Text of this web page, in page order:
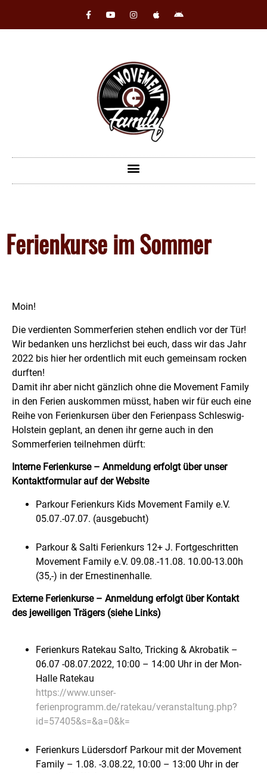
Ferienkurse im Sommer
Moin!
Die verdienten Sommerferien stehen endlich vor der Tür!
Wir bedanken uns herzlichst bei euch, dass wir das Jahr
2022 bis hier her ordentlich mit euch gemeinsam rocken
durften!
Damit ihr aber nicht gänzlich ohne die Movement Family
in den Ferien auskommen müsst, haben wir für euch eine
Reihe von Ferienkursen über den Ferienpass Schleswig-
Holstein geplant, an denen ihr gerne auch in den
Sommerferien teilnehmen dürft:
Interne Ferienkurse – Anmeldung erfolgt über unser
Kontaktformular auf der Website
Parkour Ferienkurs Kids Movement Family e.V.
05.07.-07.07. (ausgebucht)
Parkour & Salti Ferienkurs 12+ J. Fortgeschritten
Movement Family e.V. 09.08.-11.08. 10.00-13.00h
(35,-) in der Ernestinenhalle.
Externe Ferienkurse – Anmeldung erfolgt über Kontakt
des jeweiligen Trägers (siehe Links)
Ferienkurs Ratekau Salto, Tricking & Akrobatik –
06.07 -08.07.2022, 10:00 – 14:00 Uhr in der Mon-
Halle Ratekau
https://www.unser-
ferienprogramm.de/ratekau/veranstaltung.php?
id=57405&s=&a=0&k=
Ferienkurs Lüdersdorf Parkour mit der Movement
Family – 1.08. -3.08.22, 10:00 – 13:00 Uhr in der